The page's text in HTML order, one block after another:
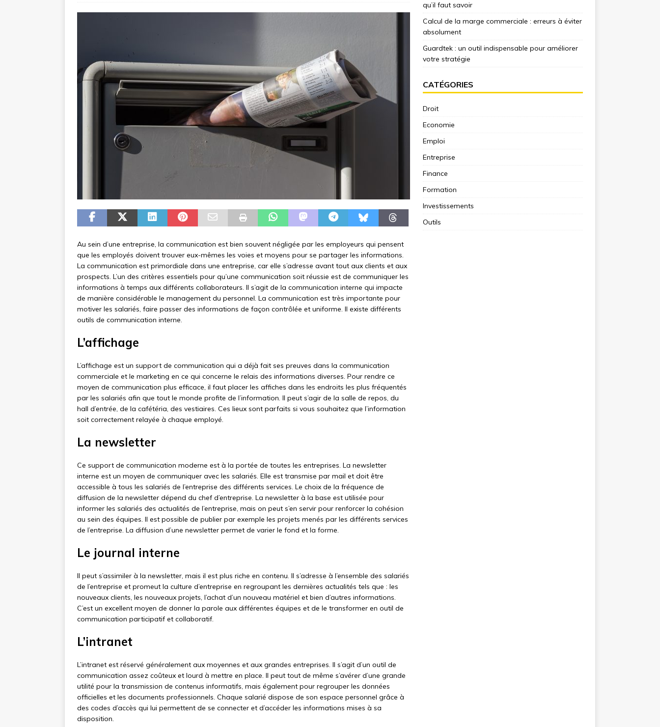
Au sein d’une entreprise, la communication est bien souvent négligée par les employeurs qui pensent
que les employés doivent trouver eux-mêmes les voies et moyens pour se partager les informations.
La communication est primordiale dans une entreprise, car elle s’adresse avant tout aux clients et aux
prospects. L’un des critères essentiels pour qu’une communication soit réussie est de communiquer les
informations à temps aux différents collaborateurs. Il s’agit de la communication interne qui impacte
de manière considérable le management du personnel. La communication est très importante pour
motiver les salariés, faire passer des informations de façon contrôlée et uniforme. Il existe différents
outils de communication interne.
L’affichage
L’affichage est un support de communication qui a déjà fait ses preuves dans la communication
commerciale et le marketing en ce qui concerne le relais des informations diverses. Pour rendre ce
moyen de communication plus efficace, il faut placer les affiches dans les endroits les plus fréquentés
par les salariés afin que tout le monde profite de l’information. Il peut s’agir de la salle de repos, du
hall d’entrée, de la cafétéria, des vestiaires. Ces lieux sont parfaits si vous souhaitez que l’information
soit correctement relayée à chaque employé.
La newsletter
Ce support de communication moderne est à la portée de toutes les entreprises. La newsletter
interne est un moyen de communiquer avec les salariés. Elle est transmise par mail et doit être
accessible à tous les salariés de l’entreprise des différents services. Le choix de la fréquence de
diffusion de la newsletter dépend du chef d’entreprise. La newsletter à la base est utilisée pour
informer les salariés des actualités de l’entreprise, mais on peut s’en servir pour renforcer la cohésion
au sein des équipes. Il est possible de publier par exemple les projets menés par les différents services
de l’entreprise. La diffusion d’une newsletter permet de varier le fond et la forme.
Le journal interne
Il peut s’assimiler à la newsletter, mais il est plus riche en contenu. Il s’adresse à l’ensemble des salariés
de l’entreprise et promeut la culture d’entreprise en regroupant les dernières actualités tels que : les
nouveaux clients, les nouveaux projets, l’achat d’un nouveau matériel et bien d’autres informations.
C’est un excellent moyen de donner la parole aux différentes équipes et de le transformer en outil de
communication participatif et collaboratif.
L’intranet
L’intranet est réservé généralement aux moyennes et aux grandes entreprises. Il s’agit d’un outil de
communication assez coûteux et lourd à mettre en place. Il peut tout de même s’avérer d’une grande
utilité pour la transmission de contenus informatifs, mais également pour regrouper les données
officielles et les documents professionnels. Chaque salarié dispose de son espace personnel grâce à
des codes d’accès qui lui permettent de se connecter et d’accéder les informations mises à sa
disposition.
qu’il faut savoir
Calcul de la marge commerciale : erreurs à éviter
absolument
Guardtek : un outil indispensable pour améliorer
votre stratégie
CATÉGORIES
Droit
Economie
Emploi
Entreprise
Finance
Formation
Investissements
Outils